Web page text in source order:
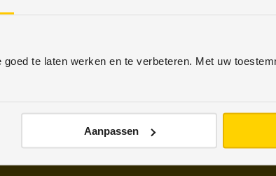
te laten werken en te verbeteren. Met uw
Aanpassen